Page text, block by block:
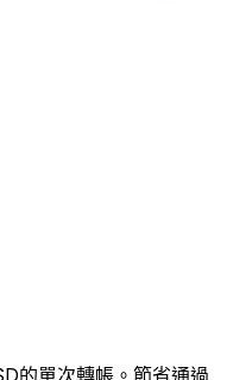
的單次轉帳。節省通過